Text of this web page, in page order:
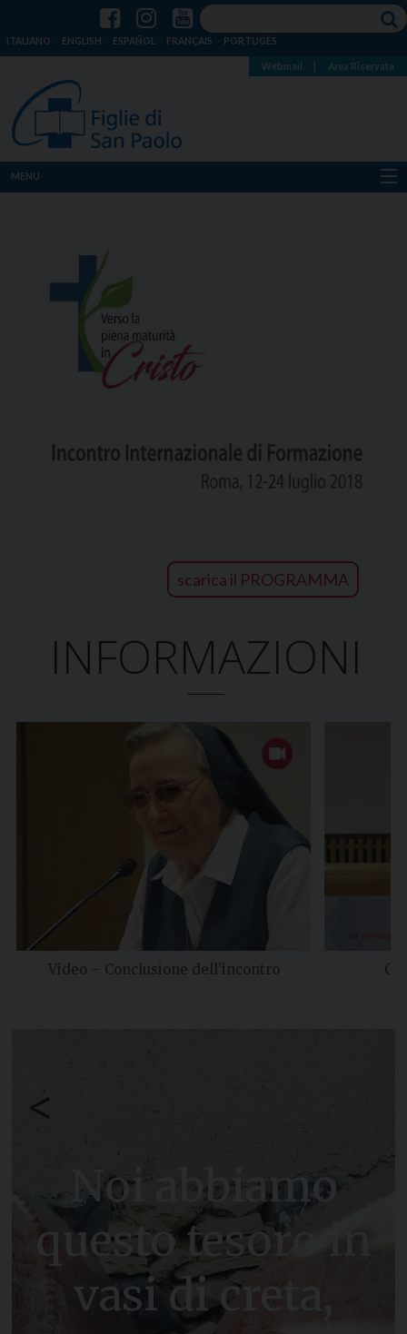
ITALIANO ENGLISH ESPAÑOL FRANÇAIS PORTUGÊS
Webmail Area Riservata
MENU
Dove siamo
Notizie
scarica il PROGRAMMA
INFORMAZIONI
Video – Conclusione dell’incontro
<
Noi abbiamo
questo tesoro in
vasi di creta,